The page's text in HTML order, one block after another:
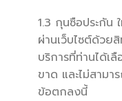
1.3 กุนซือประกัน
ผ่านเว็บไซต์ด้วย
บริการที่ท่านได้เ
ขาด และไม่สามา
ข้อตกลงนี้